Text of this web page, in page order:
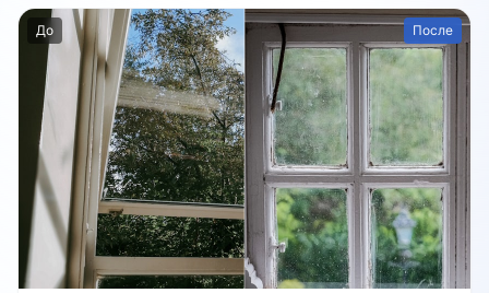
До После